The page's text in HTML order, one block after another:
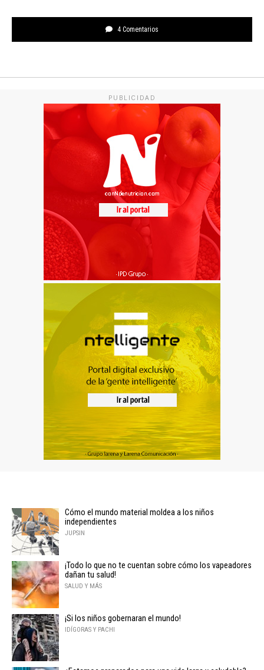
4 Comentarios
PUBLICIDAD
Cómo el mundo material moldea a los niños
independientes
JUPSIN
¡Todo lo que no te cuentan sobre cómo los vapeadores
dañan tu salud!
SALUD Y MÁS
¡Si los niños gobernaran el mundo!
IDÍGORAS Y PACHI